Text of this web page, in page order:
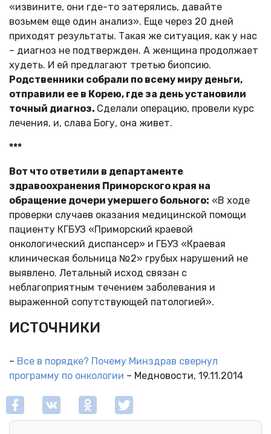
«извините, они где-то затерялись, давайте
возьмем еще один анализ». Еще через 20 дней
приходят результаты. Такая же ситуация, как у нас
– диагноз не подтвержден. А женщина продолжает
худеть. И ей предлагают третью биопсию.
Родственники собрали по всему миру деньги,
отправили ее в Корею, где за день установили
точный диагноз. Сделали операцию, провели курс
лечения, и, слава Богу, она живет.
***
Вот что ответили в департаменте
здравоохранения Приморского края на
обращение дочери умершего больного: «В ходе
проверки случаев оказания медицинской помощи
пациенту КГБУЗ «Приморский краевой
онкологический диспансер» и ГБУЗ «Краевая
клиническая больница №2» грубых нарушений не
выявлено. Летальный исход связан с
неблагоприятным течением заболевания и
выраженной сопутствующей патологией».
ИСТОЧНИКИ
– Все в порядке? Почему Минздрав свернул
программу по онкологии – Медновости, 19.11.2014